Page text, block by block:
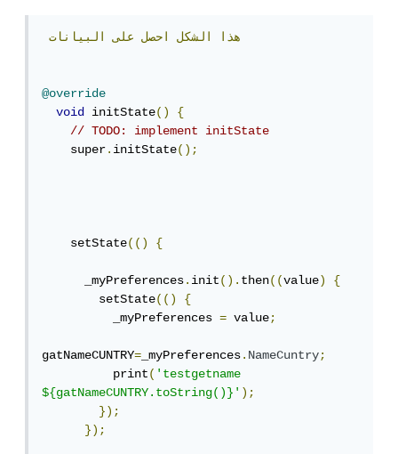
هذا الشكل احصل على البيانات
@override
void initState()
{
// TODO: implement initState
    super
.initState();
    setState
(() {
      _myPreferences
.init().then((value)
{
        setState
(()
{
          _myPreferences
= value;
gatNameCUNTRY= _myPreferences.NameCuntry;
          print
('testgetname
${gatNameCUNTRY.toString()}');
});
});